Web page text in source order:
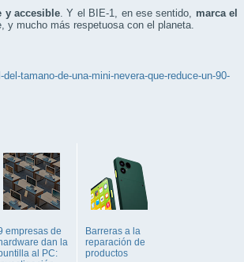
y accesible . Y el BIE-1, en ese sentido, marca el
y mucho más respetuosa con el planeta.
tamano-de-una-mini-nevera-que-reduce-un-90-
empresas de
dan la
al PC:
Barreras a la
reparación de
productos